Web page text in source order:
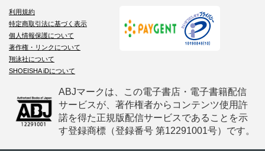
利用規約
特定商取引法に基づく表示
個人情報保護について
著作権・リンクについて
翔泳社について
SHOEISHA iDについて
ABJマークは、この電子書店・電子書籍配信
サービスが、著作権者からコンテンツ使用許
諾を得た正規版配信サービスであることを示
す登録商標（登録番号 第12291001号）です。